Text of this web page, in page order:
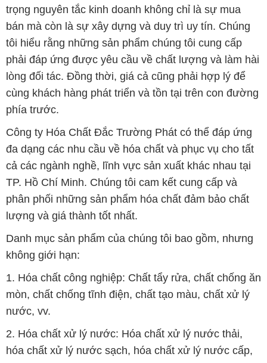
trọng nguyên tắc kinh doanh không chỉ là sự mua
bán mà còn là sự xây dựng và duy trì uy tín. Chúng
tôi hiểu rằng những sản phẩm chúng tôi cung cấp
phải đáp ứng được yêu cầu về chất lượng và làm hài
lòng đối tác. Đồng thời, giá cả cũng phải hợp lý để
cùng khách hàng phát triển và tồn tại trên con đường
phía trước.
Công ty Hóa Chất Đắc Trường Phát có thể đáp ứng
đa dạng các nhu cầu về hóa chất và phục vụ cho tất
cả các ngành nghề, lĩnh vực sản xuất khác nhau tại
TP. Hồ Chí Minh. Chúng tôi cam kết cung cấp và
phân phối những sản phẩm hóa chất đảm bảo chất
lượng và giá thành tốt nhất.
Danh mục sản phẩm của chúng tôi bao gồm, nhưng
không giới hạn:
1. Hóa chất công nghiệp: Chất tẩy rửa, chất chống ăn
mòn, chất chống tĩnh điện, chất tạo màu, chất xử lý
nước, vv.
2. Hóa chất xử lý nước: Hóa chất xử lý nước thải,
hóa chất xử lý nước sạch, hóa chất xử lý nước cấp,